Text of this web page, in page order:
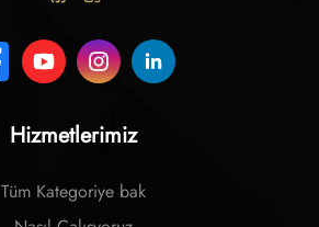
Hizmetlerimiz
Tüm Kategoriye bak